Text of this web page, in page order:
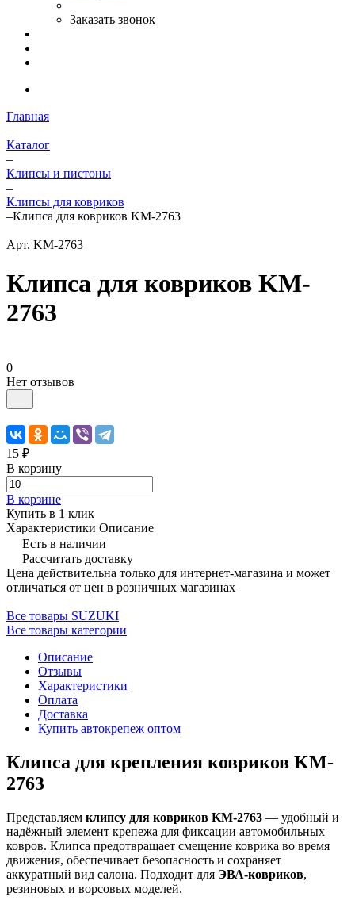
Заказать звонок
Главная
–
Каталог
–
Клипсы и пистоны
–
Клипсы для ковриков
–Клипса для ковриков KM-2763
Арт. KM-2763
Клипса для ковриков KM-
2763
0
Нет отзывов
15 ₽
В корзину
В корзине
Купить в 1 клик
Характеристики Описание
Есть в наличии
Рассчитать доставку
Цена действительна только для интернет-магазина и может
отличаться от цен в розничных магазинах
Все товары SUZUKI
Все товары категории
Описание
Отзывы
Характеристики
Оплата
Доставка
Купить автокрепеж оптом
Клипса для крепления ковриков KM-
2763
Представляем клипсу для ковриков KM-2763 — удобный и
надёжный элемент крепежа для фиксации автомобильных
ковров. Клипса предотвращает смещение коврика во время
движения, обеспечивает безопасность и сохраняет
аккуратный вид салона. Подходит для ЭВА-ковриков,
резиновых и ворсовых моделей.